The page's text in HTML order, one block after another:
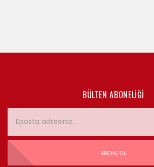
BÜLTEN ABONELIĞI
ABONE OL